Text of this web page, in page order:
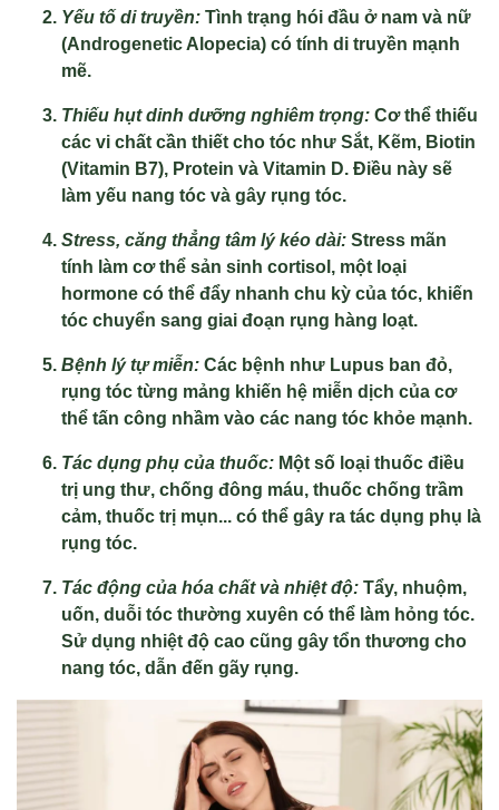
Yếu tố di truyền: Tình trạng hói đầu ở nam và nữ
(Androgenetic Alopecia) có tính di truyền mạnh
mẽ.
Thiếu hụt dinh dưỡng nghiêm trọng: Cơ thể thiếu
các vi chất cần thiết cho tóc như Sắt, Kẽm, Biotin
(Vitamin B7), Protein và Vitamin D. Điều này sẽ
làm yếu nang tóc và gây rụng tóc.
Stress, căng thẳng tâm lý kéo dài: Stress mãn
tính làm cơ thể sản sinh cortisol, một loại
hormone có thể đẩy nhanh chu kỳ của tóc, khiến
tóc chuyển sang giai đoạn rụng hàng loạt.
Bệnh lý tự miễn: Các bệnh như Lupus ban đỏ,
rụng tóc từng mảng khiến hệ miễn dịch của cơ
thể tấn công nhầm vào các nang tóc khỏe mạnh.
Tác dụng phụ của thuốc: Một số loại thuốc điều
trị ung thư, chống đông máu, thuốc chống trầm
cảm, thuốc trị mụn... có thể gây ra tác dụng phụ là
rụng tóc.
Tác động của hóa chất và nhiệt độ: Tẩy, nhuộm,
uốn, duỗi tóc thường xuyên có thể làm hỏng tóc.
Sử dụng nhiệt độ cao cũng gây tổn thương cho
nang tóc, dẫn đến gãy rụng.